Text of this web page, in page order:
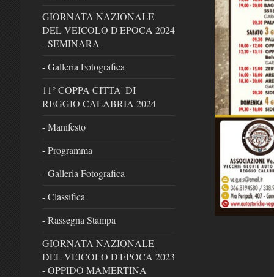
GIORNATA NAZIONALE
DEL VEICOLO D'EPOCA 2024
- SEMINARA
- Galleria Fotografica
11° COPPA CITTA' DI
REGGIO CALABRIA 2024
- Manifesto
- Programma
- Galleria Fotografica
- Classifica
- Rassegna Stampa
GIORNATA NAZIONALE
DEL VEICOLO D'EPOCA 2023
- OPPIDO MAMERTINA